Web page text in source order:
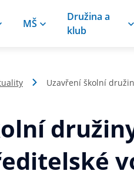
MŠ
Družina a
klub
Uzavření školní